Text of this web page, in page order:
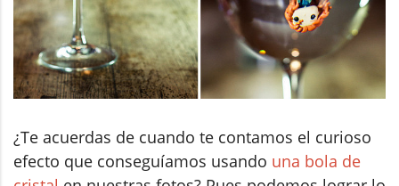
¿Te acuerdas de cuando te contamos el curioso
efecto que conseguíamos usando una bola de